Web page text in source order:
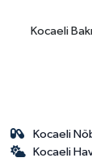
Kocaeli
Kocaeli
Kocaeli